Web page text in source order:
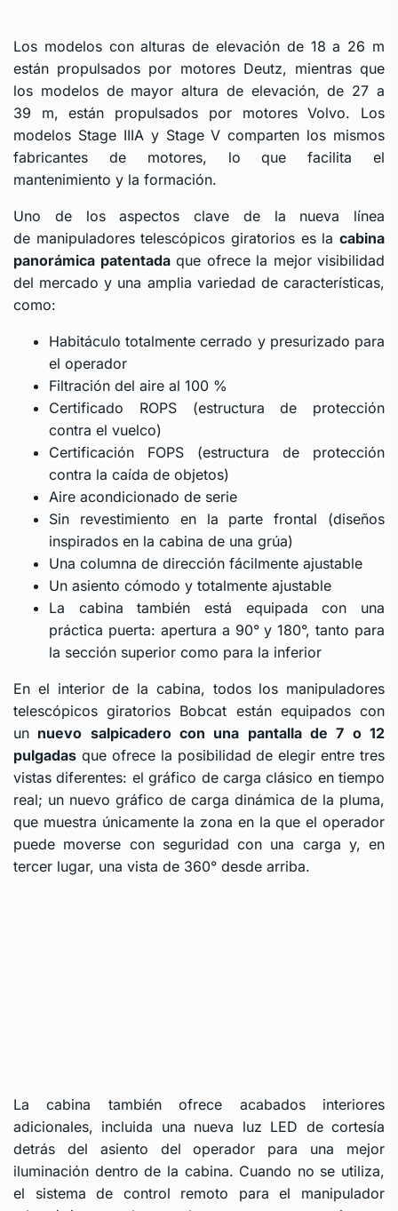
Los modelos con alturas de elevación de 18 a 26 m
están propulsados por motores Deutz, mientras que
los modelos de mayor altura de elevación, de 27 a
39 m, están propulsados por motores Volvo. Los
modelos Stage IIIA y Stage V comparten los mismos
fabricantes de motores, lo que facilita el
mantenimiento y la formación.
Uno de los aspectos clave de la nueva línea
de manipuladores telescópicos giratorios es lacabina
panorámica patentadaque ofrece la mejor visibilidad
del mercado y una amplia variedad de características,
como:
Habitáculo totalmente cerrado y presurizado para
el operador
Filtración del aire al 100 %
Certificado ROPS (estructura de protección
contra el vuelco)
Certificación FOPS (estructura de protección
contra la caída de objetos)
Aire acondicionado de serie
Sin revestimiento en la parte frontal (diseños
inspirados en la cabina de una grúa)
Una columna de dirección fácilmente ajustable
Un asiento cómodo y totalmente ajustable
La cabina también está equipada con una
práctica puerta: apertura a 90° y 180°, tanto para
la sección superior como para la inferior
En el interior de la cabina, todos los manipuladores
telescópicos giratorios Bobcat están equipados con
un nuevo salpicadero con una pantalla de 7 o 12
pulgadas que ofrece la posibilidad de elegir entre tres
vistas diferentes: el gráfico de carga clásico en tiempo
real; un nuevo gráfico de carga dinámica de la pluma,
que muestra únicamente la zona en la que el operador
puede moverse con seguridad con una carga y, en
tercer lugar, una vista de 360° desde arriba.
La cabina también ofrece acabados interiores
adicionales, incluida una nueva luz LED de cortesía
detrás del asiento del operador para una mejor
iluminación dentro de la cabina. Cuando no se utiliza,
el sistema de control remoto para el manipulador